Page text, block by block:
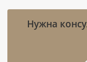
Сдача:I
Район:
Нужна